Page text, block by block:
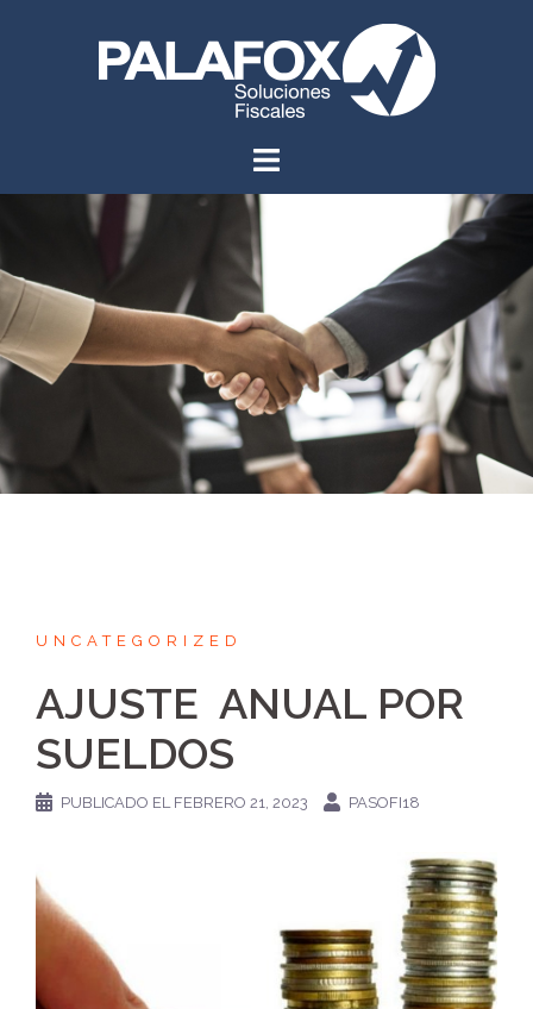
UNCATEGORIZED
AJUSTE ANUAL POR
SUELDOS
PUBLICADO EL FEBRERO 21, 2023 PASOFI18